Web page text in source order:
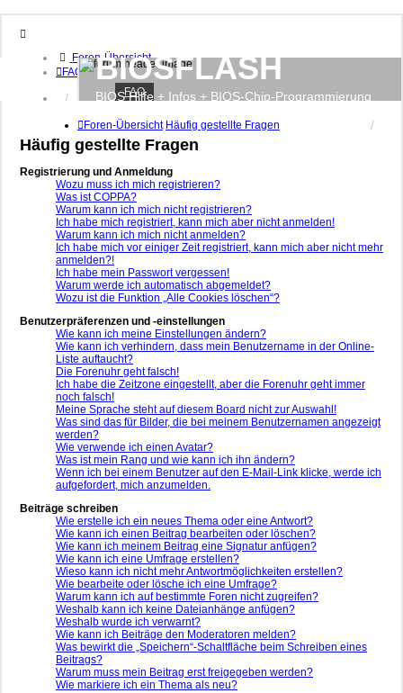
Foren-Übersicht
FAQ
Anmelden
BIOSFLASH
BIOS Hilfe + Infos + BIOS-Chip-Programmierung
FAQ
Foren-Übersicht Häufig gestellte Fragen
Häufig gestellte Fragen
Registrierung und Anmeldung
Wozu muss ich mich registrieren?
Was ist COPPA?
Warum kann ich mich nicht registrieren?
Ich habe mich registriert, kann mich aber nicht anmelden!
Warum kann ich mich nicht anmelden?
Ich habe mich vor einiger Zeit registriert, kann mich aber nicht mehr
anmelden?!
Ich habe mein Passwort vergessen!
Warum werde ich automatisch abgemeldet?
Wozu ist die Funktion „Alle Cookies löschen“?
Benutzerpräferenzen und -einstellungen
Wie kann ich meine Einstellungen ändern?
Wie kann ich verhindern, dass mein Benutzername in der Online-
Liste auftaucht?
Die Forenuhr geht falsch!
Ich habe die Zeitzone eingestellt, aber die Forenuhr geht immer
noch falsch!
Meine Sprache steht auf diesem Board nicht zur Auswahl!
Was sind das für Bilder, die bei meinem Benutzernamen angezeigt
werden?
Wie verwende ich einen Avatar?
Was ist mein Rang und wie kann ich ihn ändern?
Wenn ich bei einem Benutzer auf den E-Mail-Link klicke, werde ich
aufgefordert, mich anzumelden.
Beiträge schreiben
Wie erstelle ich ein neues Thema oder eine Antwort?
Wie kann ich einen Beitrag bearbeiten oder löschen?
Wie kann ich meinem Beitrag eine Signatur anfügen?
Wie kann ich eine Umfrage erstellen?
Wieso kann ich nicht mehr Antwortmöglichkeiten erstellen?
Wie bearbeite oder lösche ich eine Umfrage?
Warum kann ich auf bestimmte Foren nicht zugreifen?
Weshalb kann ich keine Dateianhänge anfügen?
Weshalb wurde ich verwarnt?
Wie kann ich Beiträge den Moderatoren melden?
Was bewirkt die „Speichern“-Schaltfläche beim Schreiben eines
Beitrags?
Warum muss mein Beitrag erst freigegeben werden?
Wie markiere ich ein Thema als neu?